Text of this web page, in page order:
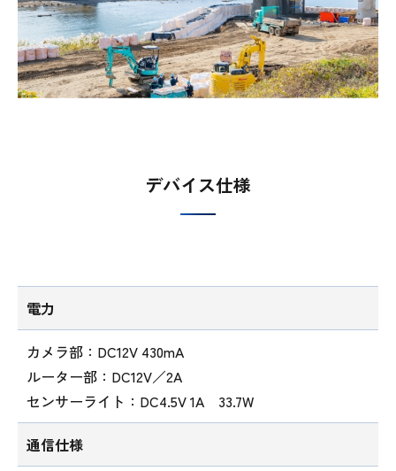
デバイス仕様
電力
カメラ部：DC12V 430mA
ルーター部：DC12V／2A
センサーライト：DC4.5V 1A 33.7W
通信仕様